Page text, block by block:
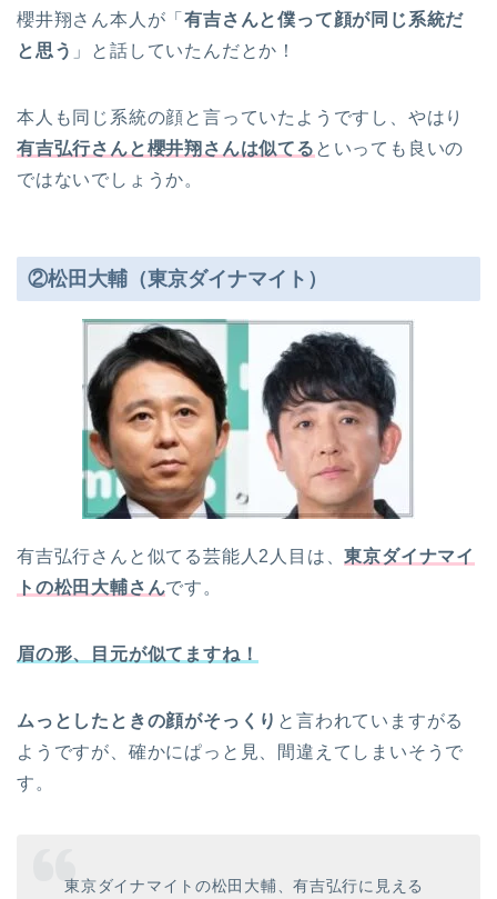
櫻井翔さん本人が「有吉さんと僕って顔が同じ系統だ
と思う 」と話していたんだとか！
本人も同じ系統の顔と言っていたようですし、やはり
有吉弘行さんと櫻井翔さんは似てる といっても良いの
ではないでしょうか。
②松田大輔（東京ダイナマイト）
有吉弘行さんと似てる芸能人2人目は、東京ダイナマイ
トの松田大輔さんです。
眉の形、目元が似てますね！
ムっとしたときの顔がそっくり と言われていますがる
ようですが、確かにぱっと見、間違えてしまいそうで
す。
東京ダイナマイトの松田大輔、有吉弘行に見える